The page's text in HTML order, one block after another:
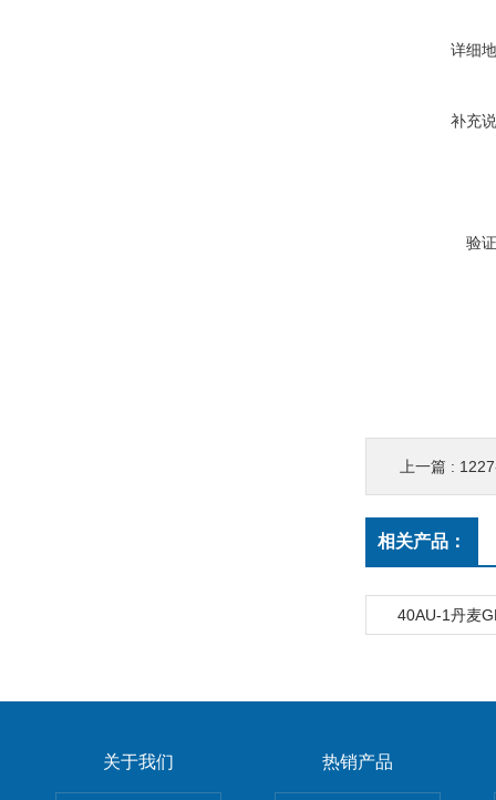
详细
补充
验
上一篇 :
相关产品：
40AU-1丹麦
关于我们 热销产品